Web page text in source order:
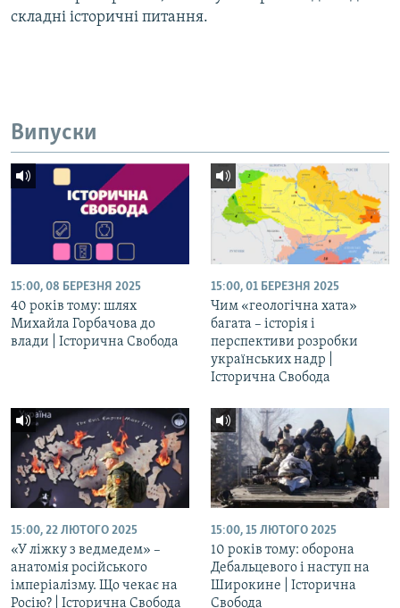
складні історичні питання.
Випуски
15:00, 08 БЕРЕЗНЯ 2025
40 років тому: шлях
Михайла Горбачова до
влади | Історична Свобода
15:00, 01 БЕРЕЗНЯ 2025
Чим «геологічна хата»
багата – історія і
перспективи розробки
українських надр |
Історична Свобода
15:00, 22 ЛЮТОГО 2025
«У ліжку з ведмедем» –
анатомія російського
імперіалізму. Що чекає на
Росію? | Історична Свобода
15:00, 15 ЛЮТОГО 2025
10 років тому: оборона
Дебальцевого і наступ на
Широкине | Історична
Свобода